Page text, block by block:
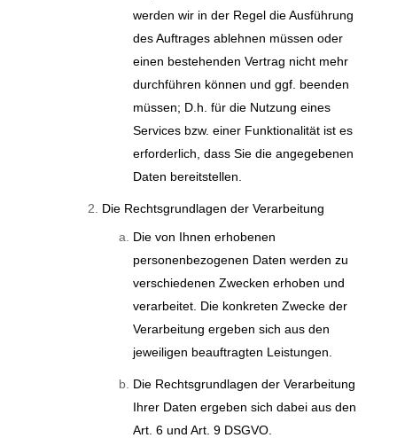
werden wir in der Regel die Ausführung
des Auftrages ablehnen müssen oder
einen bestehenden Vertrag nicht mehr
durchführen können und ggf. beenden
müssen; D.h. für die Nutzung eines
Services bzw. einer Funktionalität ist es
erforderlich, dass Sie die angegebenen
Daten bereitstellen.
Die Rechtsgrundlagen der Verarbeitung
Die von Ihnen erhobenen
personenbezogenen Daten werden zu
verschiedenen Zwecken erhoben und
verarbeitet. Die konkreten Zwecke der
Verarbeitung ergeben sich aus den
jeweiligen beauftragten Leistungen.
Die Rechtsgrundlagen der Verarbeitung
Ihrer Daten ergeben sich dabei aus den
Art. 6 und Art. 9 DSGVO.